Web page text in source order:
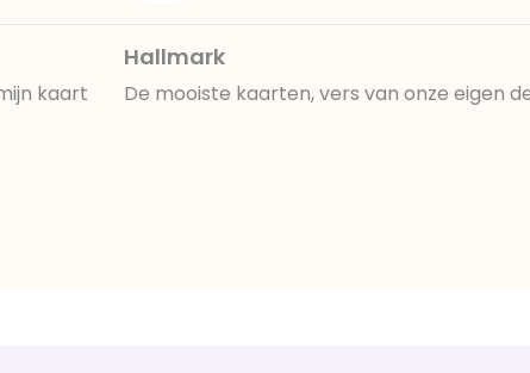
kaart
Hallmark
De mooiste kaarten, vers van onze eigen